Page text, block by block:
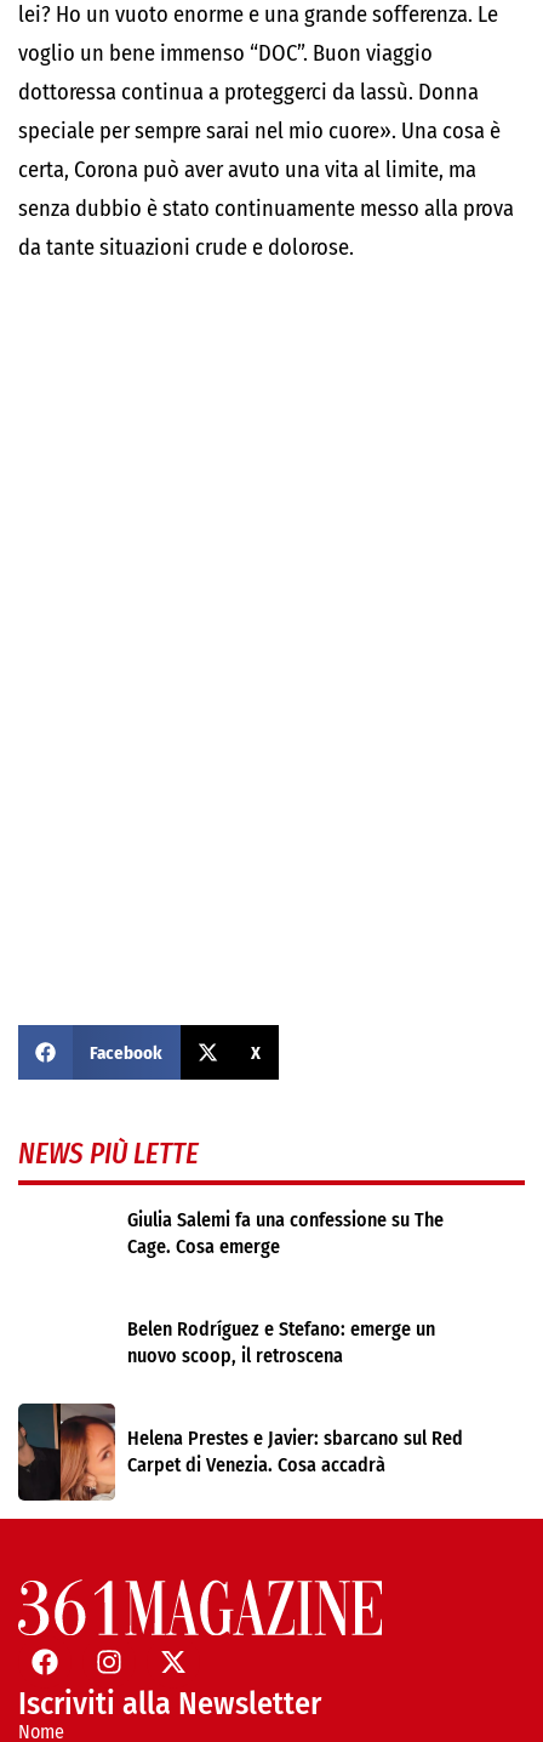
lei? Ho un vuoto enorme e una grande sofferenza. Le
voglio un bene immenso “DOC”. Buon viaggio
dottoressa continua a proteggerci da lassù. Donna
speciale per sempre sarai nel mio cuore». Una cosa è
certa, Corona può aver avuto una vita al limite, ma
senza dubbio è stato continuamente messo alla prova
da tante situazioni crude e dolorose.
Facebook X
NEWS PIÙ LETTE
Giulia Salemi fa una confessione su The
Cage. Cosa emerge
Belen Rodríguez e Stefano: emerge un
nuovo scoop, il retroscena
Helena Prestes e Javier: sbarcano sul Red
Carpet di Venezia. Cosa accadrà
Iscriviti alla Newsletter
Nome